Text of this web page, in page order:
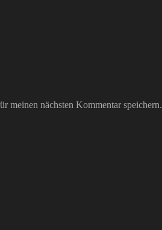
meinen nächsten Kommentar speichern.